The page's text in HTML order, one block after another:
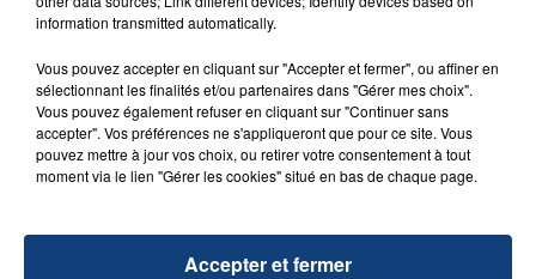
20 juillet 2026
UNE ADOLESCENTE DEVANT SE FAIRE
OPÉRER DE LA CHEVILLE RESSORT DE LA...
La famille a porté plainte contre la clinique qui a
reconnu sa responsabilité et présenté ses
TITRES DIFFUSÉS
information transmitted automatically.
Vous pouvez accepter en cliquant sur "Accepter et fermer", ou affiner en
sélectionnant les finalités et/ou partenaires dans "Gérer mes choix".
Vous pouvez également refuser en cliquant sur "Continuer sans
accepter". Vos préférences ne s'appliqueront que pour ce site. Vous
pouvez mettre à jour vos choix, ou retirer votre consentement à tout
moment via le lien "Gérer les cookies" situé en bas de chaque page.
Accepter et fermer